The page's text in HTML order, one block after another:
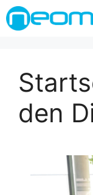
Zum
Inhalt
den